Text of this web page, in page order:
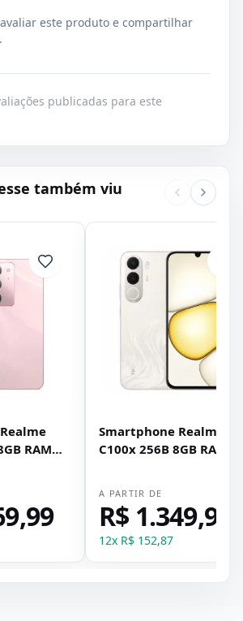
este produto e compartilhar
publicadas para este
também viu
RAM
Smartphone Realme
C100x 256B 8GB RAM
A PARTIR DE
R$ 1.349,99
12x R$ 152,87